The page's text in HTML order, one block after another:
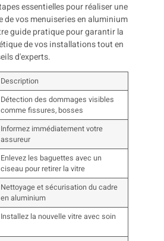
Description
Détection des dommages visibles
comme fissures, bosses
Informez immédiatement votre
assureur
Enlevez les baguettes avec un
ciseau pour retirer la vitre
Nettoyage et sécurisation du cadre
en aluminium
Installez la nouvelle vitre avec soin